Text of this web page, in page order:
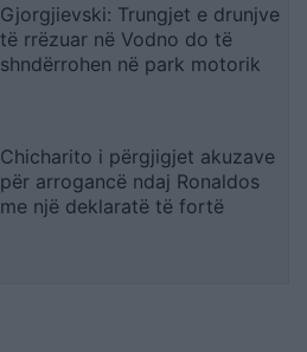
Gjorgjievski: Trungjet e drunjve
të rrëzuar në Vodno do të
shndërrohen në park motorik
Chicharito i përgjigjet akuzave
për arrogancë ndaj Ronaldos
me një deklaratë të fortë